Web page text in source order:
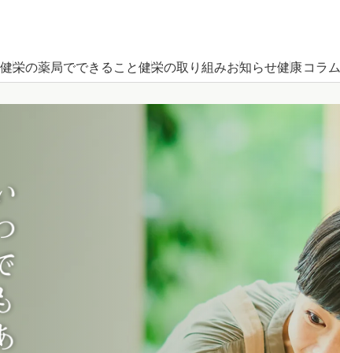
健栄の薬局でできること健栄の取り組みお知らせ健康コラム